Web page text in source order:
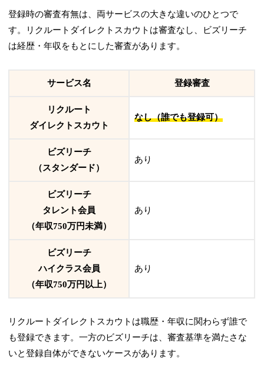
登録時の審査有無は、両サービスの大きな違いのひとつで
す。リクルートダイレクトスカウトは審査なし、ビズリーチ
は経歴・年収をもとにした審査があります。
サービス名 登録審査
リクルート
ダイレクトスカウト
なし（誰でも登録可）
ビズリーチ
（スタンダード）
あり
ビズリーチ
タレント会員
（年収750万円未満）
あり
ビズリーチ
ハイクラス会員
（年収750万円以上）
あり
リクルートダイレクトスカウトは職歴・年収に関わらず誰で
も登録できます。一方のビズリーチは、審査基準を満たさな
いと登録自体ができないケースがあります。